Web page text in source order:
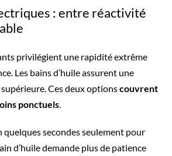
: entre réactivité
privilégient une rapidité extrême
Les bains d’huile assurent une
Ces deux optionscouvrent
ponctuels.
secondes seulement pour
d’huile demande plus de patience